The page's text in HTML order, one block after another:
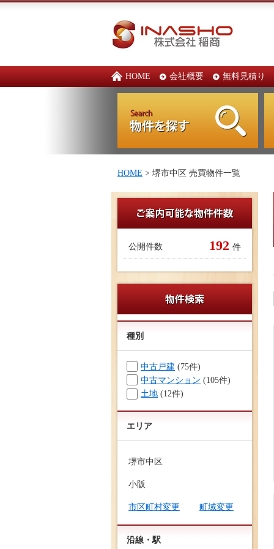
HOME 会社概要 無料見積り
HOME > 堺市中区 売買物件一覧
公開件数 192 件
種別
中古戸建 (75件)
中古マンション (105件)
土地 (12件)
エリア
堺市中区
小阪
市区町村変更 町域変更
沿線・駅